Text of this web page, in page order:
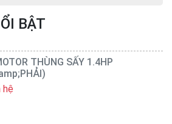
BẬT
THÙNG SẤY 1.4HP
hệ